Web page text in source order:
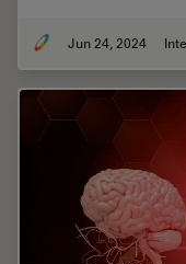
Jun 24, 2024